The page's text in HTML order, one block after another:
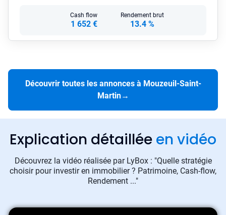
Cash flow
1 652 €
Rendement brut
13.4 %
Découvrir toutes les annonces à Mouzeuil-Saint-
Martin→
Explication détaillée en vidéo
Découvrez la vidéo réalisée par LyBox : "Quelle stratégie
choisir pour investir en immobilier ? Patrimoine, Cash-flow,
Rendement ..."